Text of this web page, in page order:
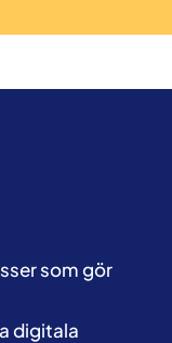
som gör
digitala